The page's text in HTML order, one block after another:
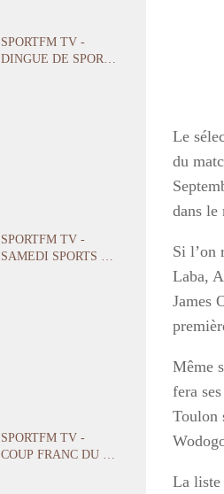
Le
du
dans le
Si l’on
Laba,
James
Même
fera
Toulon
La liste
SPORTFM TV -
DINGUE DE SPORT
SPORTFM TV -
SAMEDI SPORTS DU
SPORTFM TV -
COUP FRANC DU 27